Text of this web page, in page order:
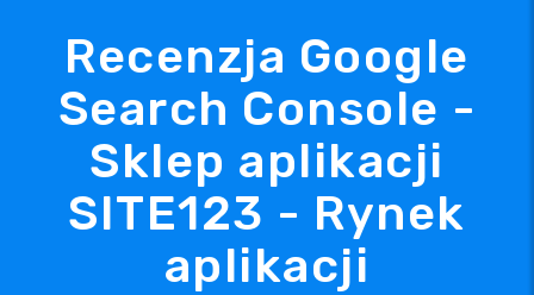
Recenzja Google
Search Console -
Sklep aplikacji
SITE123 - Rynek
aplikacji